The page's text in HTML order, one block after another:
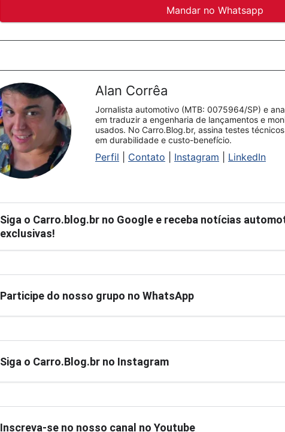
Mandar no Whatsapp
Alan Corrêa
Jornalista automotivo (MTB: 0075964/SP) e
em traduzir a engenharia de lançamentos e
usados. No Carro.Blog.br, assina testes
em durabilidade e custo-benefício.
Perfil Contato Instagram LinkedIn
Siga o Carro.blog.br no Google e receba notícias
exclusivas!
Participe do nosso grupo no WhatsApp
Siga o Carro.Blog.br no Instagram
Inscreva-se no nosso canal no Youtube